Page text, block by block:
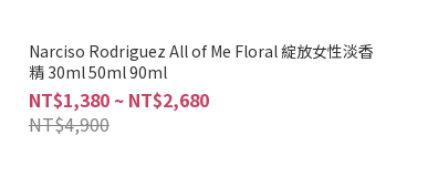
Narciso Rodriguez All of Me Floral 綻放女性淡香
精 30ml 50ml 90ml
NT$1,380 ~ NT$2,680
NT$4,900